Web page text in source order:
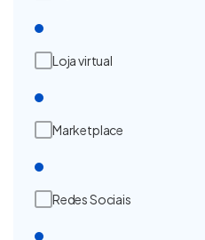
Loja virtual
Marketplace
Redes Sociais